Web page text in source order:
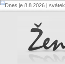
Flash.nazev
Flash.nazev
Dnes je 8.8.2026 |